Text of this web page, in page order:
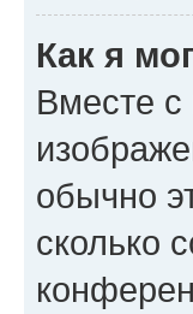
Как я
Вместе с
обычно
сколько